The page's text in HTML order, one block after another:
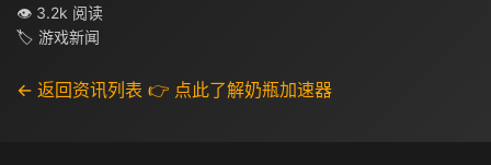
👁 3.2k 阅读
🏷 游戏新闻
← 返回资讯列表 👉 点此了解奶瓶加速器